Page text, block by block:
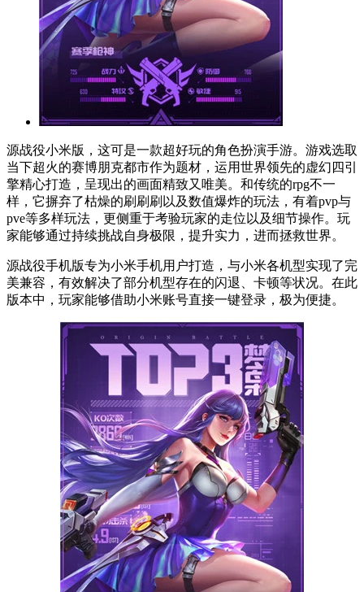
源战役小米版，这可是一款超好玩的角色扮演手游。游戏选取
当下超火的赛博朋克都市作为题材，运用世界领先的虚幻四引
擎精心打造，呈现出的画面精致又唯美。和传统的rpg不一
样，它摒弃了枯燥的刷刷刷以及数值爆炸的玩法，有着pvp与
pve等多样玩法，更侧重于考验玩家的走位以及细节操作。玩
家能够通过持续挑战自身极限，提升实力，进而拯救世界。
源战役手机版专为小米手机用户打造，与小米各机型实现了完
美兼容，有效解决了部分机型存在的闪退、卡顿等状况。在此
版本中，玩家能够借助小米账号直接一键登录，极为便捷。